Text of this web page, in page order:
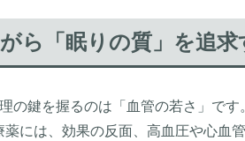
ら「眠りの質」を追求
の鍵を握るのは「血管の若さ」です
には、効果の反面、高血圧や心血